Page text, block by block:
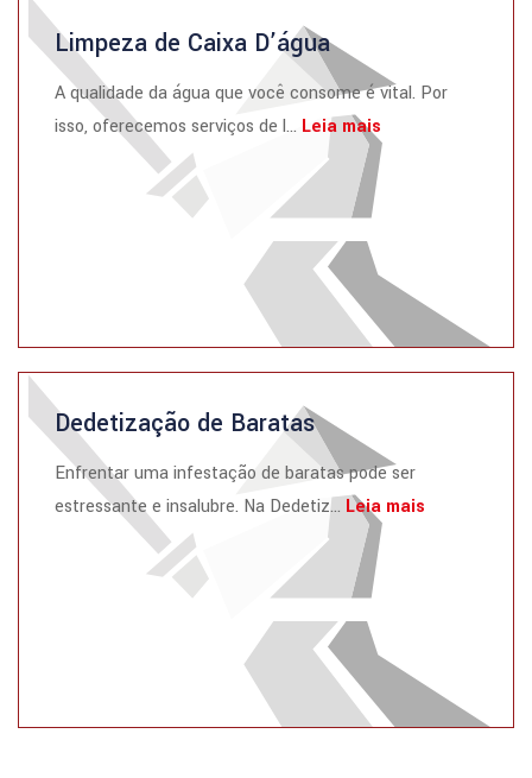
Limpeza de Caixa D’água
A qualidade da água que você consome é vital. Por
isso, oferecemos serviços de l... Leia mais
Dedetização de Baratas
Enfrentar uma infestação de baratas pode ser
estressante e insalubre. Na Dedetiz... Leia mais